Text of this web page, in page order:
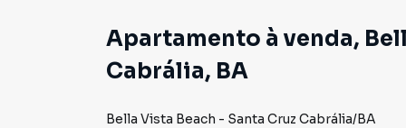
Apartamento à venda,
Cabrália, BA
Bella Vista Beach - Santa Cruz Cabrália/BA